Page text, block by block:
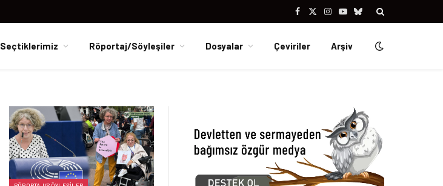
Facebook
X
Instagram
YouTubeBluesky
Seçtiklerimiz Röportaj/Söyleşiler Dosyalar Çeviriler Arşiv